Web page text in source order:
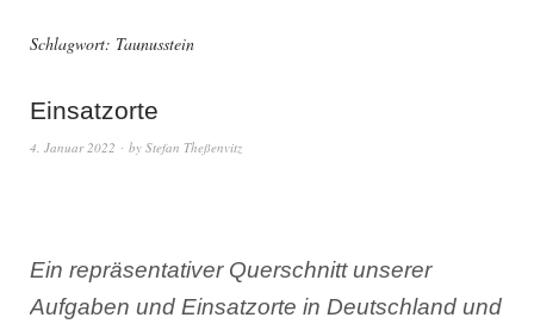
Schlagwort: Taunusstein
Einsatzorte
4. Januar 2022 by Stefan Theßenvitz
Ein repräsentativer Querschnitt unserer
Aufgaben und Einsatzorte in Deutschland und